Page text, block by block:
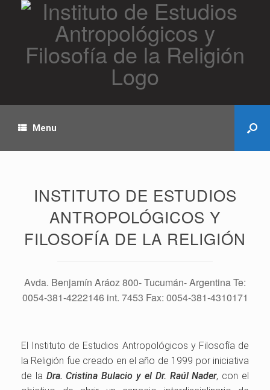
Menu
INSTITUTO DE ESTUDIOS
ANTROPOLÓGICOS Y
FILOSOFÍA DE LA RELIGIÓN
Avda. Benjamín Aráoz 800- Tucumán- Argentina Te:
0054-381-4222146 int. 7453 Fax: 0054-381-4310171
El Instituto de Estudios Antropológicos y Filosofía de
la Religión fue creado en el año de 1999 por iniciativa
de la Dra. Cristina Bulacio y el Dr. Raúl Nader, con el